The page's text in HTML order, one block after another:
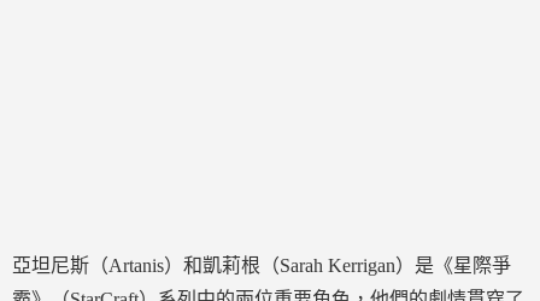
亞坦尼斯（Artanis）和凱莉根（Sarah Kerrigan）是《星際爭